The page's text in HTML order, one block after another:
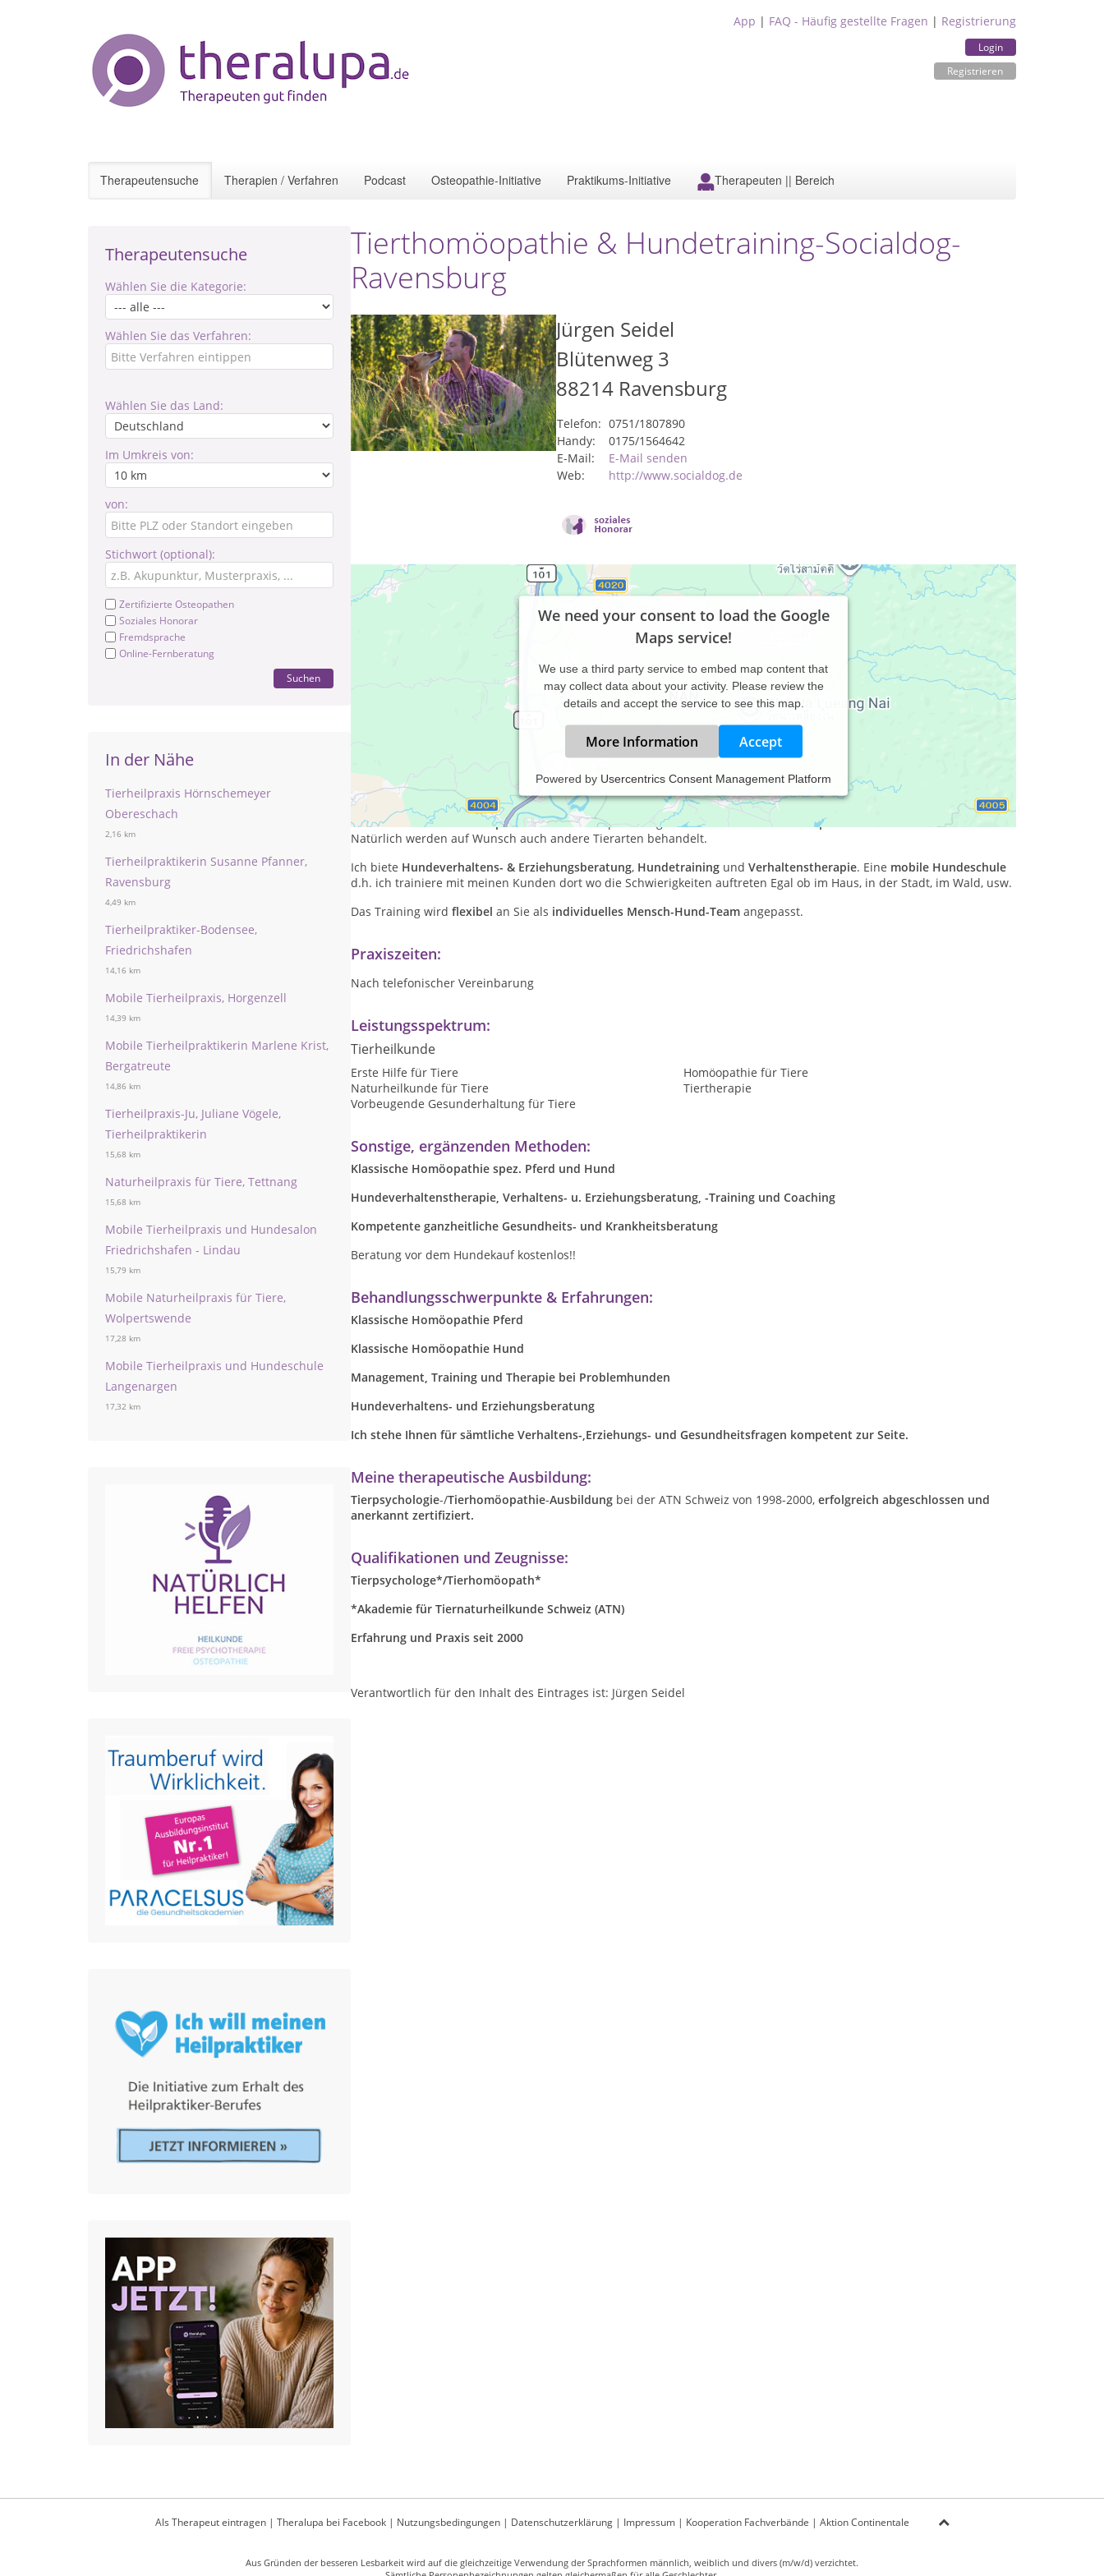
App | FAQ - Häufig gestellte Fragen | Registrierung
Login
Registrieren
Therapeutensuche Therapien / Verfahren Podcast Osteopathie-Initiative Praktikums-Initiative Therapeuten || Bereich
Therapeutensuche
Wählen Sie die Kategorie:
Wählen Sie das Verfahren:
Wählen Sie das Land:
Im Umkreis von:
von:
Stichwort (optional):
Zertifizierte Osteopathen
Soziales Honorar
Fremdsprache
Online-Fernberatung
Suchen
In der Nähe
Tierheilpraxis Hörnschemeyer
Obereschach
2,16 km
Tierheilpraktikerin Susanne Pfanner,
Ravensburg
4,49 km
Tierheilpraktiker-Bodensee,
Friedrichshafen
14,16 km
Mobile Tierheilpraxis, Horgenzell
14,39 km
Mobile Tierheilpraktikerin Marlene Krist,
Bergatreute
14,86 km
Tierheilpraxis-Ju, Juliane Vögele,
Tierheilpraktikerin
15,68 km
Naturheilpraxis für Tiere, Tettnang
15,68 km
Mobile Tierheilpraxis und Hundesalon
Friedrichshafen - Lindau
15,79 km
Mobile Naturheilpraxis für Tiere,
Wolpertswende
17,28 km
Mobile Tierheilpraxis und Hundeschule
Langenargen
17,32 km
Tierthomöopathie & Hundetraining-Socialdog-
Ravensburg
Jürgen Seidel
Blütenweg 3
88214 Ravensburg
Telefon: 0751/1807890
Handy:
0175/1564642
E-Mail:
E-Mail senden
Web:
http://www.socialdog.de
We need your consent to load the Google
Maps service!
We use a third party service to embed map content that
may collect data about your activity. Please review the
details and accept the service to see this map.
More Information Accept
Powered by Usercentrics Consent Management Platform
Ich binTierhomöopath Hundepsychologeund seit 2000 behandle ich Tiere aller Artklassisch homöopathisch
helfe
Mensch-Hund-Teamsauf dem Weg zu einer vertrauensvollen und festen Beziehung
Hundeschuleund Tierheilpraxis. Mein Schwerpunkt liegt in der klassischen Homöopathie bei Pferd und Hund
Natürlich werden auf Wunsch auch andere Tierarten behandelt.
Ich biete Hundeverhaltens- & Erziehungsberatung, Hundetraining und Verhaltenstherapie. Eine mobile Hundeschule
d.h. ich trainiere mit meinen Kunden dort wo die Schwierigkeiten auftreten Egal ob im Haus, in der Stadt, im Wald, usw.
Das Training wird flexibel an Sie als individuelles Mensch-Hund-Team angepasst.
Praxiszeiten:
Nach telefonischer Vereinbarung
Leistungsspektrum:
Tierheilkunde
Erste Hilfe für Tiere
Homöopathie für Tiere
Naturheilkunde für Tiere
Tiertherapie
Vorbeugende Gesunderhaltung für Tiere
Sonstige, ergänzenden Methoden:
Klassische Homöopathie spez. Pferd und Hund
Hundeverhaltenstherapie, Verhaltens- u. Erziehungsberatung, -Training und Coaching
Kompetente ganzheitliche Gesundheits- und Krankheitsberatung
Beratung vor dem Hundekauf kostenlos!!
Behandlungsschwerpunkte & Erfahrungen:
Klassische Homöopathie Pferd
Klassische Homöopathie Hund
Management, Training und Therapie bei Problemhunden
Hundeverhaltens- und Erziehungsberatung
Ich stehe Ihnen für sämtliche Verhaltens-,Erziehungs- und Gesundheitsfragen kompetent zur Seite.
Meine therapeutische Ausbildung:
Tierpsychologie-/Tierhomöopathie-Ausbildung bei der ATN Schweiz von 1998-2000, erfolgreich abgeschlossen und
anerkannt zertifiziert.
Qualifikationen und Zeugnisse:
Tierpsychologe*/Tierhomöopath*
*Akademie für Tiernaturheilkunde Schweiz (ATN)
Erfahrung und Praxis seit 2000
Verantwortlich für den Inhalt des Eintrages ist: Jürgen Seidel
Als Therapeut eintragen| Theralupa bei Facebook| Nutzungsbedingungen| Datenschutzerklärung| Impressum| Kooperation Fachverbände | Aktion Continentale
Aus Gründen der besseren Lesbarkeit wird auf die gleichzeitige Verwendung der Sprachformen männlich, weiblich und divers (m/w/d) verzichtet.